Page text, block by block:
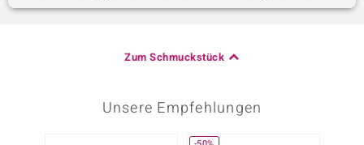
Zum Schmuckstück
Unsere Empfehlungen